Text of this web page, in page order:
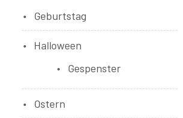
Geburtstag
Halloween
Gespenster
Ostern